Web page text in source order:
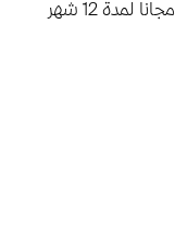
الافتراضية، ويتم تسجيل المحاضرات وتكون متاحة للمسجلين في البرنامج للمشاهدة مجانا لمدة 12 شهر